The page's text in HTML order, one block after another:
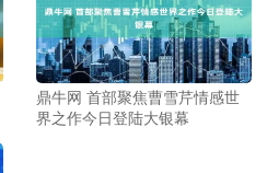
鼎牛网 首部聚焦曹雪芹情感世
界之作今日登陆大银幕